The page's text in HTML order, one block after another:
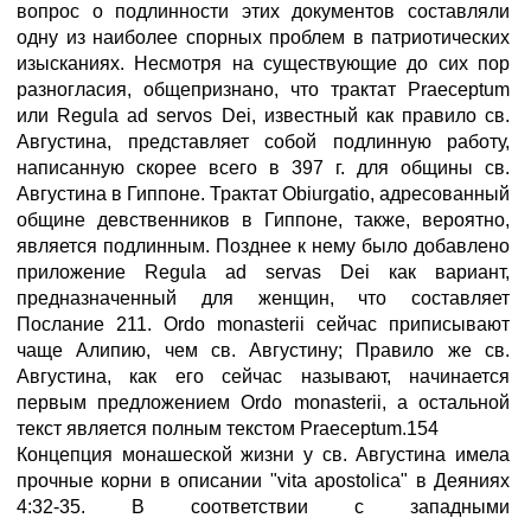
вопрос о подлинности этих документов составляли
одну из наиболее спорных проблем в патриотических
изысканиях. Несмотря на существующие до сих пор
разногласия, общепризнано, что трактат Praeceptum
или Regula ad servos Dei, известный как правило св.
Августина, представляет собой подлинную работу,
написанную скорее всего в 397 г. для общины св.
Августина в Гиппоне. Трактат Obiurgatio, адресованный
общине девственников в Гиппоне, также, вероятно,
является подлинным. Позднее к нему было добавлено
приложение Regula ad servas Dei как вариант,
предназначенный для женщин, что составляет
Послание 211. Ordo monasterii сейчас приписывают
чаще Алипию, чем св. Августину; Правило же св.
Августина, как его сейчас называют, начинается
первым предложением Ordo monasterii, а остальной
текст является полным текстом Praeceptum.154
Концепция монашеской жизни у св. Августина имела
прочные корни в описании "vita apostolica" в Деяниях
4:32-35. В соответствии с западными